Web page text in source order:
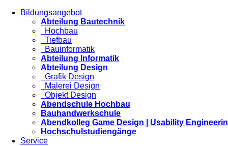
Bildungsangebot
Abteilung Bautechnik
Hochbau
Tiefbau
Bauinformatik
Abteilung Informatik
Abteilung Design
Grafik Design
Malerei Design
Objekt Design
Abendschule Hochbau
Bauhandwerkschule
Abendkolleg Game Design | Usability
Hochschulstudiengänge
Service